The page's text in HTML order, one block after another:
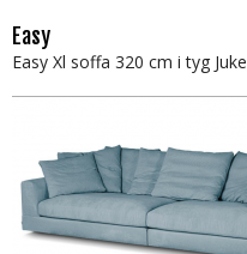
Easy
Easy Xl soffa 320 cm i tyg Juke